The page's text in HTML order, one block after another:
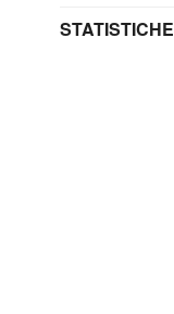
STATISTICHE